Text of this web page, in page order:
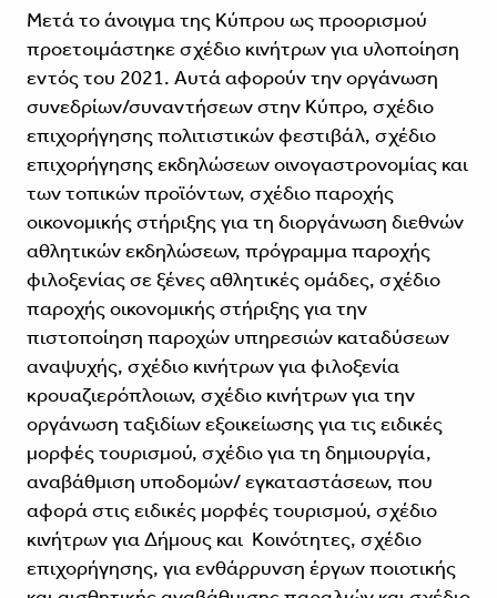
Μετά το άνοιγμα της Κύπρου ως προορισμού
προετοιμάστηκε σχέδιο κινήτρων για υλοποίηση
εντός του 2021. Αυτά αφορούν την οργάνωση
συνεδρίων/συναντήσεων στην Κύπρο, σχέδιο
επιχορήγησης πολιτιστικών φεστιβάλ, σχέδιο
επιχορήγησης εκδηλώσεων οινογαστρονομίας και
των τοπικών προϊόντων, σχέδιο παροχής
οικονομικής στήριξης για τη διοργάνωση διεθνών
αθλητικών εκδηλώσεων, πρόγραμμα παροχής
φιλοξενίας σε ξένες αθλητικές ομάδες, σχέδιο
παροχής οικονομικής στήριξης για την
πιστοποίηση παροχών υπηρεσιών καταδύσεων
αναψυχής, σχέδιο κινήτρων για φιλοξενία
κρουαζιερόπλοιων, σχέδιο κινήτρων για την
οργάνωση ταξιδίων εξοικείωσης για τις ειδικές
μορφές τουρισμού, σχέδιο για τη δημιουργία,
αναβάθμιση υποδομών/ εγκαταστάσεων, που
αφορά στις ειδικές μορφές τουρισμού, σχέδιο
κινήτρων για Δήμους και Κοινότητες, σχέδιο
επιχορήγησης, για ενθάρρυνση έργων ποιοτικής